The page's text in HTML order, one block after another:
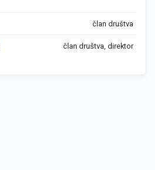
član društva
član društva, direktor